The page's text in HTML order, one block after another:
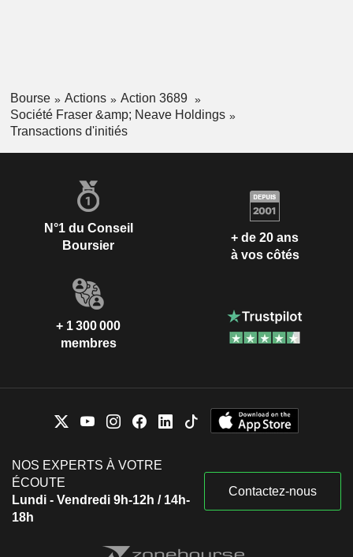
Bourse Actions
Action 3689
Société Fraser &amp; Neave Holdings
Transactions d'initiés
N°1 du Conseil
Boursier
+ de 20 ans
à vos côtés
+ 1 300 000
membres
NOS EXPERTS À VOTRE
ÉCOUTE
Lundi - Vendredi 9h-12h / 14h-
18h
Contactez-nous